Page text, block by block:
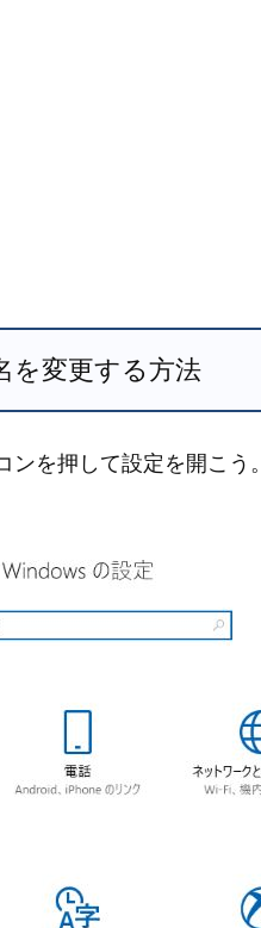
を変更する方法
を押して設定を開こう。